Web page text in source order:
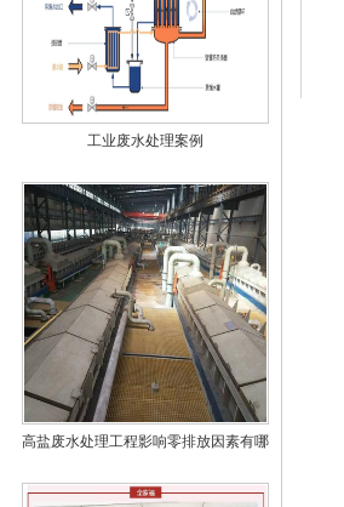
工业废水处理案例
高盐废水处理工程影响零排放因素有哪